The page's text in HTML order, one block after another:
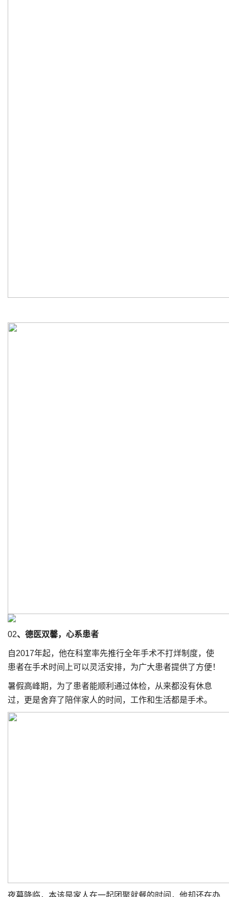
02、德医双馨，心系患者
自2017年起，他在科室率先推行全年手术不打烊制度，使
患者在手术时间上可以灵活安排，为广大患者提供了方便！
暑假高峰期，为了患者能顺利通过体检，从来都没有休息
过，更是舍弃了陪伴家人的时间，工作和生活都是手术。
夜幕降临，本该是家人在一起团聚就餐的时间，他却还在办